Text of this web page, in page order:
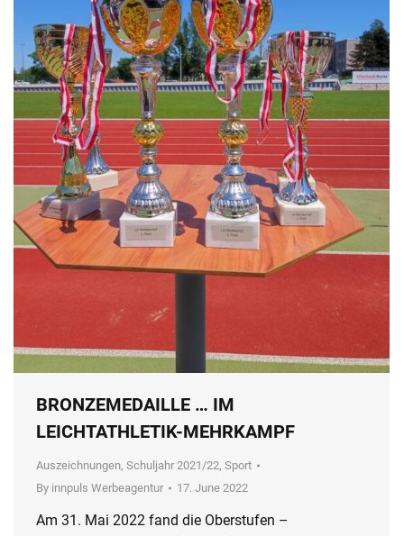
BRONZEMEDAILLE … IM
LEICHTATHLETIK-MEHRKAMPF
Auszeichnungen, Schuljahr 2021/22, Sport
By innpuls Werbeagentur 17. June 2022
Am 31. Mai 2022 fand die Oberstufen –